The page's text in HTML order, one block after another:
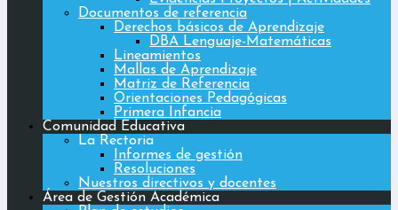
Documentos de referencia
Derechos básicos de Aprendizaje
DBA Lenguaje-Matemáticas
Lineamientos
Mallas de Aprendizaje
Matriz de Referencia
Orientaciones Pedagógicas
Primera Infancia
Comunidad Educativa
La Rectoria
Informes de gestión
Resoluciones
Nuestros directivos y docentes
Área de Gestión Académica